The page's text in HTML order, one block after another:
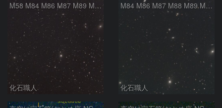
M58 M84 M86 M87 M89 M90 マルカリアンの銀河鎖 おとめ座 かみのけ座
化石職人
M84 M86 M87 M88 M89 M90 M91 マルカリアンの銀河鎖 おとめ座 かみのけ座
化石職人